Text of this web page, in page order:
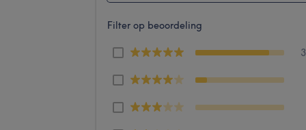
Filter op beoordeling